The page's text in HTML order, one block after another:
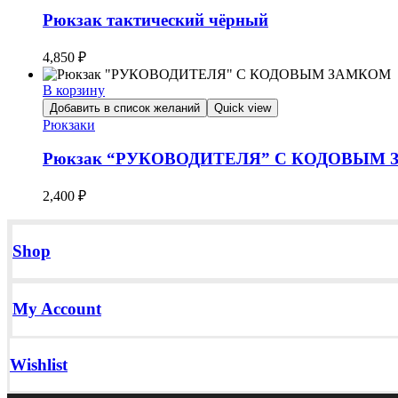
Рюкзак тактический чёрный
4,850 ₽
В корзину
Добавить в список желаний Quick view
Рюкзаки
Рюкзак “РУКОВОДИТЕЛЯ” С КОДОВЫМ
2,400 ₽
Shop
My Account
Wishlist